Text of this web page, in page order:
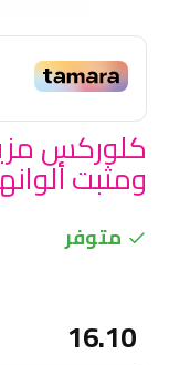
كلوركس
ومثبت ألوانها
متوفر
16.10